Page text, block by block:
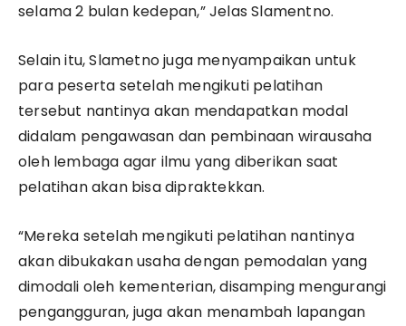
selama 2 bulan kedepan,” Jelas Slamentno.
Selain itu, Slametno juga menyampaikan untuk
para peserta setelah mengikuti pelatihan
tersebut nantinya akan mendapatkan modal
didalam pengawasan dan pembinaan wirausaha
oleh lembaga agar ilmu yang diberikan saat
pelatihan akan bisa dipraktekkan.
“Mereka setelah mengikuti pelatihan nantinya
akan dibukakan usaha dengan pemodalan yang
dimodali oleh kementerian, disamping mengurangi
pengangguran, juga akan menambah lapangan